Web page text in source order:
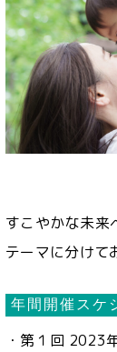
すこやかな未来
テーマに分けて
年間開催スケ
・第１回